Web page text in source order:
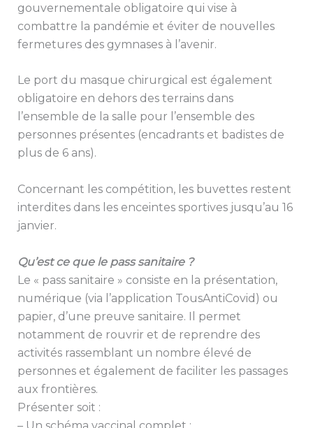
gouvernementale obligatoire qui vise à
combattre la pandémie et éviter de nouvelles
fermetures des gymnases à l’avenir.
Le port du masque chirurgical est également
obligatoire en dehors des terrains dans
l’ensemble de la salle pour l’ensemble des
personnes présentes (encadrants et badistes de
plus de 6 ans).
Concernant les compétition, les buvettes restent
interdites dans les enceintes sportives jusqu’au 16
janvier.
Qu’est ce que le pass sanitaire ?
Le « pass sanitaire » consiste en la présentation,
numérique (via l’application TousAntiCovid) ou
papier, d’une preuve sanitaire. Il permet
notamment de rouvrir et de reprendre des
activités rassemblant un nombre élevé de
personnes et également de faciliter les passages
aux frontières.
Présenter soit :
– Un schéma vaccinal complet ;